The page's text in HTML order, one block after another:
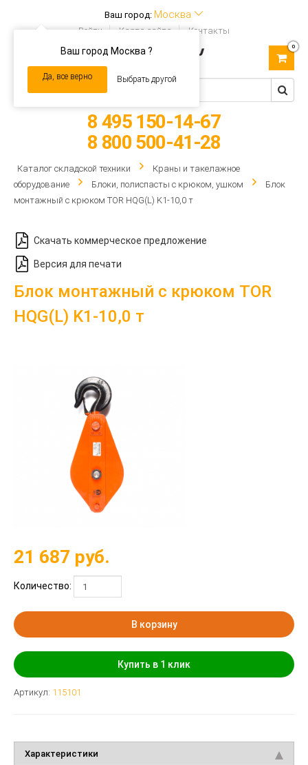
Ваш город: Москва
Ваш город Москва ?
Да, все верно Выбрать другой
Войти Карта сайта Контакты
navigation
0
8 495 150-14-67
8 800 500-41-28
Каталог складской техники
Краны и такелажное
оборудование
Блоки, полиспасты с крюком, ушком
Блок
монтажный с крюком TOR HQG(L) K1-10,0 т
Скачать коммерческое предложение
Версия для печати
Блок монтажный с крюком TOR
HQG(L) K1-10,0 т
21 687 руб.
Количество:
В корзину
Купить в 1 клик
Артикул: 115101
Характеристики